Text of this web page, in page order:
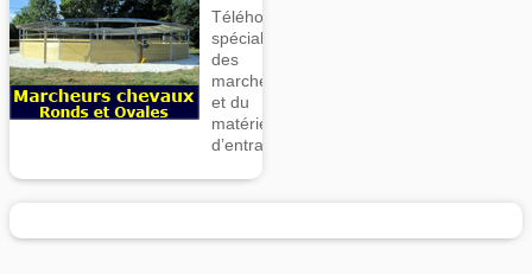
Téléhorse,
spécialiste
des
marcheurs
et du
matériel
d’entrainement